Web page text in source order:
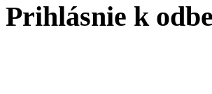
Prihlásnie k